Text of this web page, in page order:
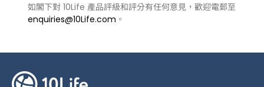
如閣下對 10Life 產品評級和評分有任何意見，歡迎電郵至
enquiries@10Life.com 。